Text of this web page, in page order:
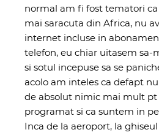
normal am fi fost tematori
mai saracuta din Africa, nu
internet incluse in
telefon, eu chiar uitasem sa-
si sotul incepuse sa se
acolo am inteles ca defapt
de absolut nimic mai mult pt
programat si ca suntem in
Inca de la aeroport, la